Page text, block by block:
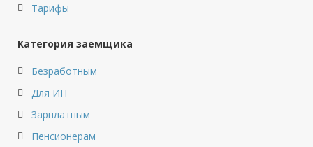
Тарифы
Категория заемщика
Безработным
Для ИП
Зарплатным
Пенсионерам